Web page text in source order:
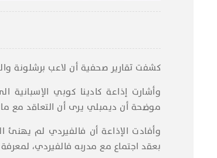
كشفت تقارير صحفية أن لاعب برشلونة
وأشارت إذاعة كادينا كوبي
موضحة أن ديمبلي يرى أن التعاقد مع
وأفادت الإذاعة أن فالفيردي لم يهنئ
بعقد اجتماع مع مدربه فالفيردي،